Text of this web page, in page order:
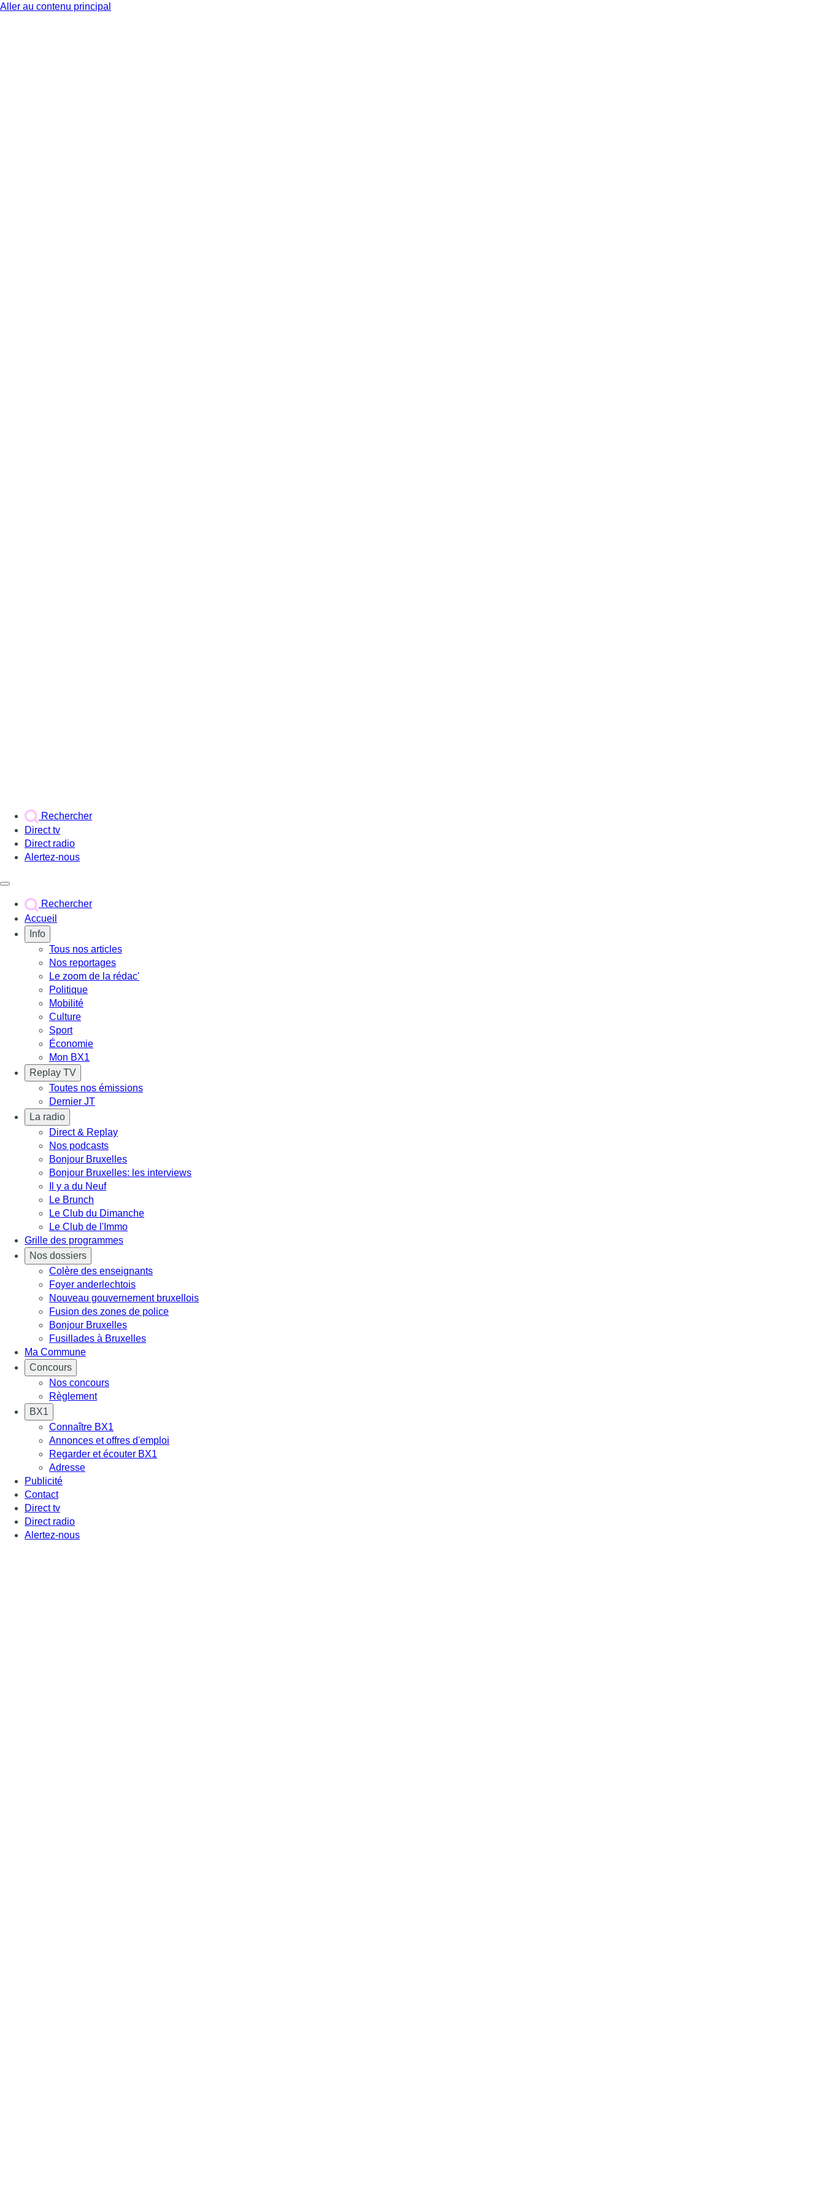
Aller au contenu principal
Rechercher
Direct tv
Direct radio
Alertez-nous
Rechercher
Accueil
Info
Tous nos articles
Nos reportages
Le zoom de la rédac'
Politique
Mobilité
Culture
Sport
Économie
Mon BX1
Replay TV
Toutes nos émissions
Dernier JT
La radio
Direct & Replay
Nos podcasts
Bonjour Bruxelles
Bonjour Bruxelles: les interviews
Il y a du Neuf
Le Brunch
Le Club du Dimanche
Le Club de l'Immo
Grille des programmes
Nos dossiers
Colère des enseignants
Foyer anderlechtois
Nouveau gouvernement bruxellois
Fusion des zones de police
Bonjour Bruxelles
Fusillades à Bruxelles
Ma Commune
Concours
Nos concours
Règlement
BX1
Connaître BX1
Annonces et offres d'emploi
Regarder et écouter BX1
Adresse
Publicité
Contact
Direct tv
Direct radio
Alertez-nous